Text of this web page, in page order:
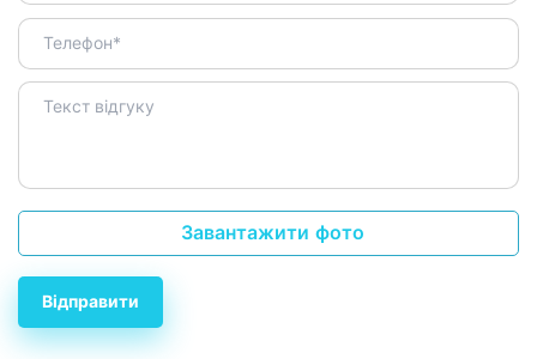
Завантажити фото
Відправити